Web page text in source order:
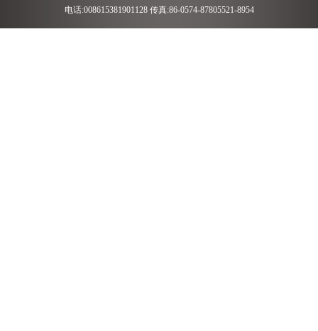
电话:008615381901128 传真:86-0574-87805521-8954